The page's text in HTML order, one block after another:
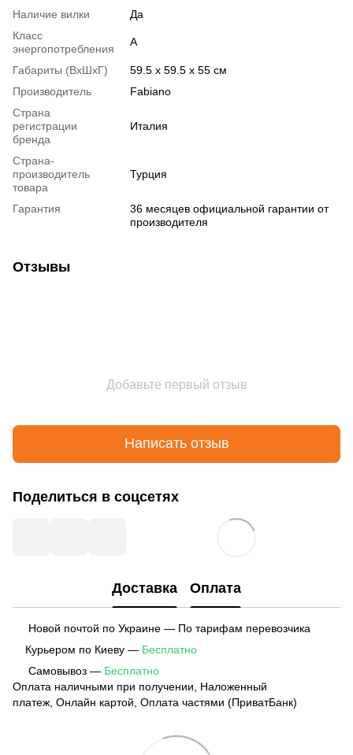
Наличие вилки
Да
Класс
энергопотребления
А
Габариты (ВхШхГ)
59.5 х 59.5 х 55 см
Производитель
Fabiano
Страна
регистрации
бренда
Италия
Страна-
производитель
товара
Турция
Гарантия
36 месяцев официальной гарантии от
производителя
Отзывы
Добавьте первый отзыв
Написать отзыв
Поделиться в соцсетях
Доставка Оплата
Новой почтой по Украине — По тарифам перевозчика
Курьером по Киеву — Бесплатно
Самовывоз — Бесплатно
Оплата наличными при получении, Наложенный
платеж, Онлайн картой, Оплата частями (ПриватБанк)